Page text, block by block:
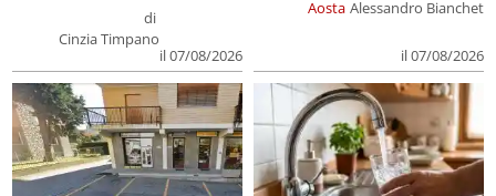
di
Cinzia Timpano
il 07/08/2026
Aosta Alessandro Bianchet
il 07/08/2026